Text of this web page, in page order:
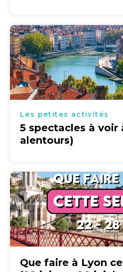
Les petites activités
5 spectacles à voir
alentours)
Que faire à Lyon